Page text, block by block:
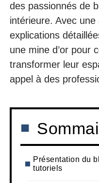
des passionnés de
intérieure. Avec
explications
une mine d’or pour
transformer leur
appel à des
Présentation du
tutoriels